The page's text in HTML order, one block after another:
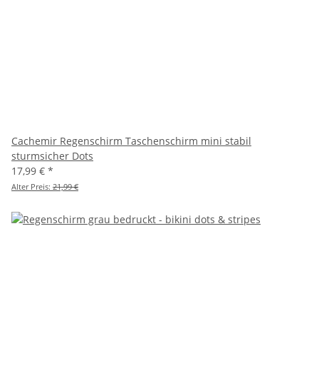
Cachemir Regenschirm Taschenschirm mini stabil
sturmsicher Dots
17,99 € *
Alter Preis: 21,99 €